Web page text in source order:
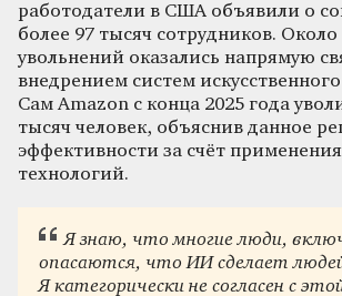
работодатели в США объявили о
более 97 тысяч сотрудников.
увольнений оказались напрямую
внедрением систем
Сам Amazon с конца 2025 года
тысяч человек, объяснив данное
эффективности за счёт
технологий.
Я знаю, что многие люди,
опасаются, что ИИ сделает
Я категорически не согласен с